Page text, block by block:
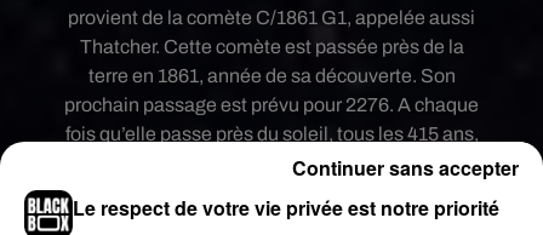
provient de la comète C/1861 G1, appelée aussi
Thatcher. Cette comète est passée près de la
terre en 1861, année de sa découverte. Son
prochain passage est prévu pour 2276. A chaque
fois qu’elle passe près du soleil, tous les 415 ans,
elle libère une nuée de particules. Ces particules
dans notre atmosphère, elles s’enflamment en
Le respect de votre vie privée est notre priorité
Continuer sans accepter